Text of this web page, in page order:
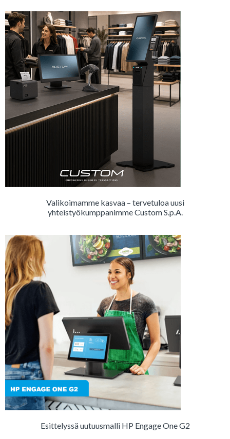
Valikoimamme kasvaa – tervetuloa uusi
yhteistyökumppanimme Custom S.p.A.
Esittelyssä uutuusmalli HP Engage One G2